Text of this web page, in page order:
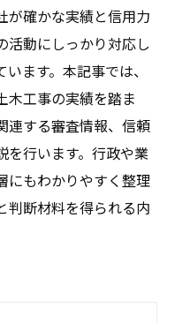
が確かな実績と信用力
活動にしっかり対応し
ます。本記事では、
木工事の実績を踏ま
連する審査情報、信頼
を行います。行政や業
にもわかりやすく整理
判断材料を得られる内